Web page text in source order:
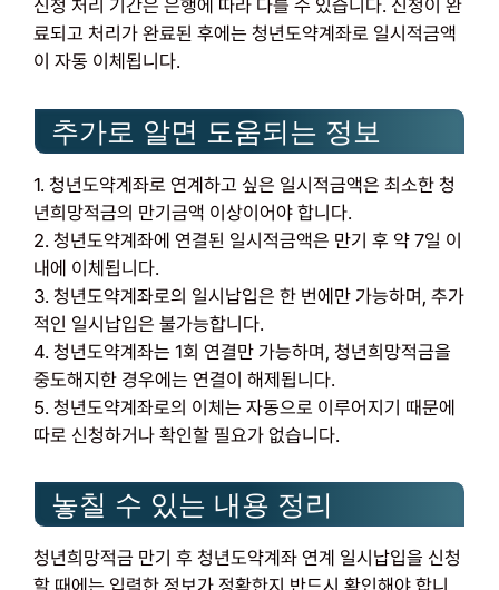
신청 처리 기간은 은행에 따라 다를 수 있습니다. 신청이 완
료되고 처리가 완료된 후에는 청년도약계좌로 일시적금액
이 자동 이체됩니다.
추가로 알면 도움되는 정보
1. 청년도약계좌로 연계하고 싶은 일시적금액은 최소한 청
년희망적금의 만기금액 이상이어야 합니다.
2. 청년도약계좌에 연결된 일시적금액은 만기 후 약 7일 이
내에 이체됩니다.
3. 청년도약계좌로의 일시납입은 한 번에만 가능하며, 추가
적인 일시납입은 불가능합니다.
4. 청년도약계좌는 1회 연결만 가능하며, 청년희망적금을
중도해지한 경우에는 연결이 해제됩니다.
5. 청년도약계좌로의 이체는 자동으로 이루어지기 때문에
따로 신청하거나 확인할 필요가 없습니다.
놓칠 수 있는 내용 정리
청년희망적금 만기 후 청년도약계좌 연계 일시납입을 신청